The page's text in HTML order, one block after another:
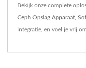
Bekijk onze complete
Ceph Opslag Apparaat
integratie, en voel je vrij om